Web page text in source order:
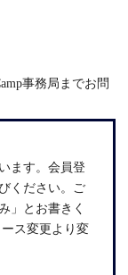
事務局までお問
ます。会員登
ください。ご
」とお書きく
ス変更より変